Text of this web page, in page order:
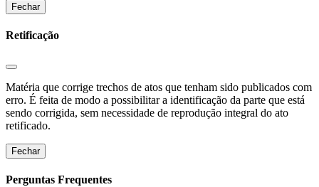
Fechar
Retificação
Matéria que corrige trechos de atos que tenham sido publicados com
erro. É feita de modo a possibilitar a identificação da parte que está
sendo corrigida, sem necessidade de reprodução integral do ato
retificado.
Fechar
Perguntas Frequentes